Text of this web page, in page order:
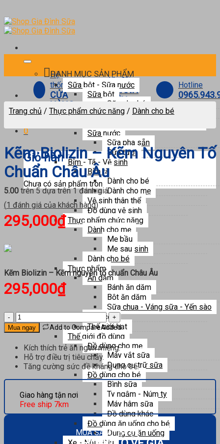
to
content
Hệ
thống
CỬA
HÀNG
Ưu đãi
THÀNH
VIÊN
Hotline
0
Giỏ hàng
Chưa có sản phẩm trong giỏ hàng.
DANH MỤC SẢN PHẨM
Sữa bột - Sữa nước
Sữa bột
Sữa cho bé
Sữa cho mẹ bầu
Sữa nước
Sữa pha sẵn
Sữa tươi
Bỉm - Tã - Vệ sinh
Bỉm tã
Dành cho bé
Dành cho mẹ
Vệ sinh thân thể
Đồ dùng vệ sinh
Thực phẩm chức năng
Dành cho mẹ
Mẹ bầu
Mẹ sau sinh
Dành cho bé
Thực phẩm
Ăn dặm
Bánh ăn dặm
Bột ăn dặm
Sữa chua - Váng sữa - Yến sào
Ngũ cốc
Thế giới hạt
Thế giới đồ dùng
Đồ dùng cho mẹ
Máy vắt sữa
Dụng cụ trữ sữa
Đồ dùng cho bé
Bình sữa
Ty ngậm - Núm ty
Máy hâm sữa
Đồ dùng khác
Đồ dùng ăn uống cho bé
Dụng cụ ăn uống
Trang chủ / Thực phẩm chức năng / Dành cho bé
Kẽm Biolizin – Kẽm Nguyên Tố
Chuẩn Châu Âu
5.00 trên 5 dựa trên1đánh giá
(1 đánh giá của khách hàng)
295,000₫
Kích thích trẻ ăn ngon miệng.
Hỗ trợ điều trị tiêu chảy.
Tăng cường sức đề kháng cho trẻ.
Kẽm Biolizin – Kẽm nguyên tố chuẩn Châu Âu
295,000₫
Kẽm
Biolizin
-
Kẽm
nguyên
tố
Châu
Âu
số
lượng
Mua ngay Add to CompareAdded
Giao hàng tận nơi
Free ship 7km
MUA SẮM THẢ GA